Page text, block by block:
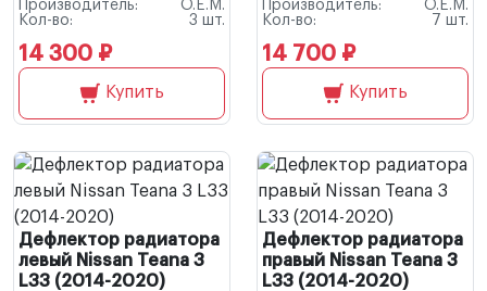
Производитель:
O.E.M.
Кол-во:
3 шт.
14 300 ₽
Купить
Производитель:
O.E.M.
Кол-во:
7 шт.
14 700 ₽
Купить
Дефлектор радиатора
левый Nissan Teana 3
L33 (2014-2020)
Дефлектор радиатора
правый Nissan Teana 3
L33 (2014-2020)